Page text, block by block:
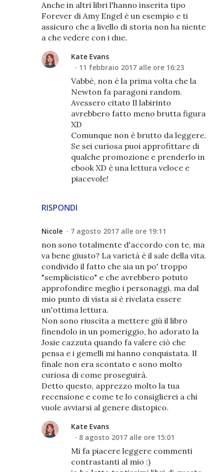
Anche in altri libri l'hanno inserita tipo
Forever di Amy Engel è un esempio e ti
assicuro che a livello di storia non ha niente
a che vedere con i due.
RISPONDI
Kate Evans
11 febbraio 2017 alle ore 16:23
Vabbè, non è la prima volta che la
Newton fa paragoni random.
Avessero citato Il labirinto
avrebbero fatto meno brutta figura
XD
Comunque non è brutto da leggere.
Se sei curiosa puoi approfittare di
qualche promozione e prenderlo in
ebook XD è una lettura veloce e
piacevole!
Nicole 7 agosto 2017 alle ore 19:11
non sono totalmente d'accordo con te, ma
va bene giusto? La varietà è il sale della vita.
condivido il fatto che sia un po' troppo
"semplicistico" e che avrebbero potuto
approfondire meglio i personaggi, ma dal
mio punto di vista si è rivelata essere
un'ottima lettura.
Non sono riuscita a mettere giù il libro
finendolo in un pomeriggio, ho adorato la
Josie cazzuta quando fa valere ciò che
pensa e i gemelli mi hanno conquistata. Il
finale non era scontato e sono molto
curiosa di come proseguirà.
Detto questo, apprezzo molto la tua
recensione e come te lo consiglierei a chi
vuole avviarsi al genere distopico.
Kate Evans
8 agosto 2017 alle ore 15:01
Mi fa piacere leggere commenti
contrastanti al mio :)